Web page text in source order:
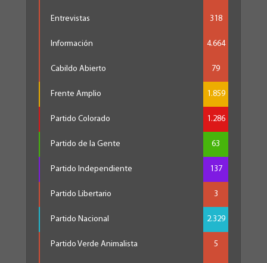
Entrevistas 318
Información 4.664
Cabildo Abierto 79
Frente Amplio 1.859
Partido Colorado 1.286
Partido de la Gente 63
Partido Independiente 137
Partido Libertario 3
Partido Nacional 2.329
Partido Verde Animalista 5